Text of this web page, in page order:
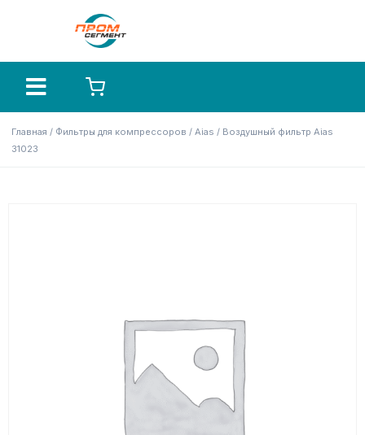
Главная / Фильтры для компрессоров / Aias / Воздушный фильтр Aias
31023